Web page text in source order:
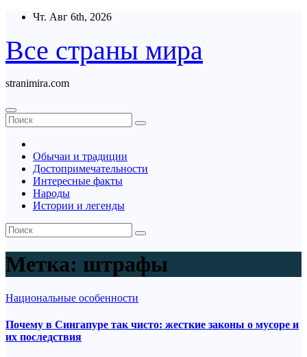
Перейти
содержимому
Чт. Авг 6th, 2026
Все страны мира
stranimira.com
Обычаи и традиции
Достопримечательности
Интересные факты
Народы
Истории и легенды
Метка: штрафы
Национальные особенности
Почему в Сингапуре так чисто: жесткие законы о мусоре и
их последствия